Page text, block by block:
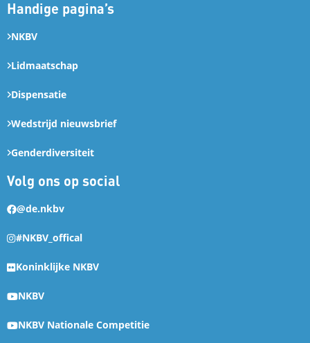
Handige pagina’s
NKBV
Lidmaatschap
Dispensatie
Wedstrijd nieuwsbrief
Genderdiversiteit
Volg ons op social
@de.nkbv
#NKBV_offical
Koninklijke NKBV
NKBV
NKBV Nationale Competitie